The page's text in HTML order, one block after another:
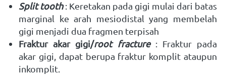
Split tooth : Keretakan pada gigi mulai dari batas
marginal ke arah mesiodistal yang membelah
gigi menjadi dua fragmen terpisah
Fraktur akar gigi/root fracture : Fraktur pada
akar gigi, dapat berupa fraktur komplit ataupun
inkomplit.